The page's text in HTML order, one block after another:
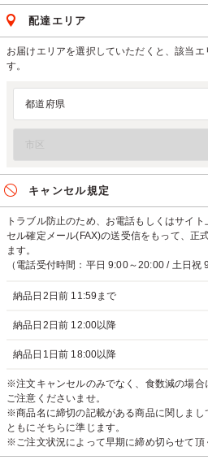
配達エリア
お届けエリアを選択していただくと、該当
す。
キャンセル規定
トラブル防止のため、お電話もしくはサイ
セル確定メール(FAX)の送受信をもって、正
ます。
（電話受付時間：平日 9:00～20:00 / 土日祝
納品日2日前 11:59まで
納品日2日前 12:00以降
納品日1日前 18:00以降
※注文キャンセルのみでなく、食数減の場合
ご注意くださいませ。
※商品名に締切の記載がある商品に関しまし
ともにそちらに準じます。
※ご注文状況によって早期に締め切らせて頂